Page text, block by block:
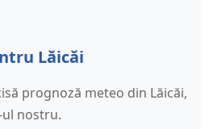
Lăicăi
prognoză meteo din Lăicăi,
nostru.